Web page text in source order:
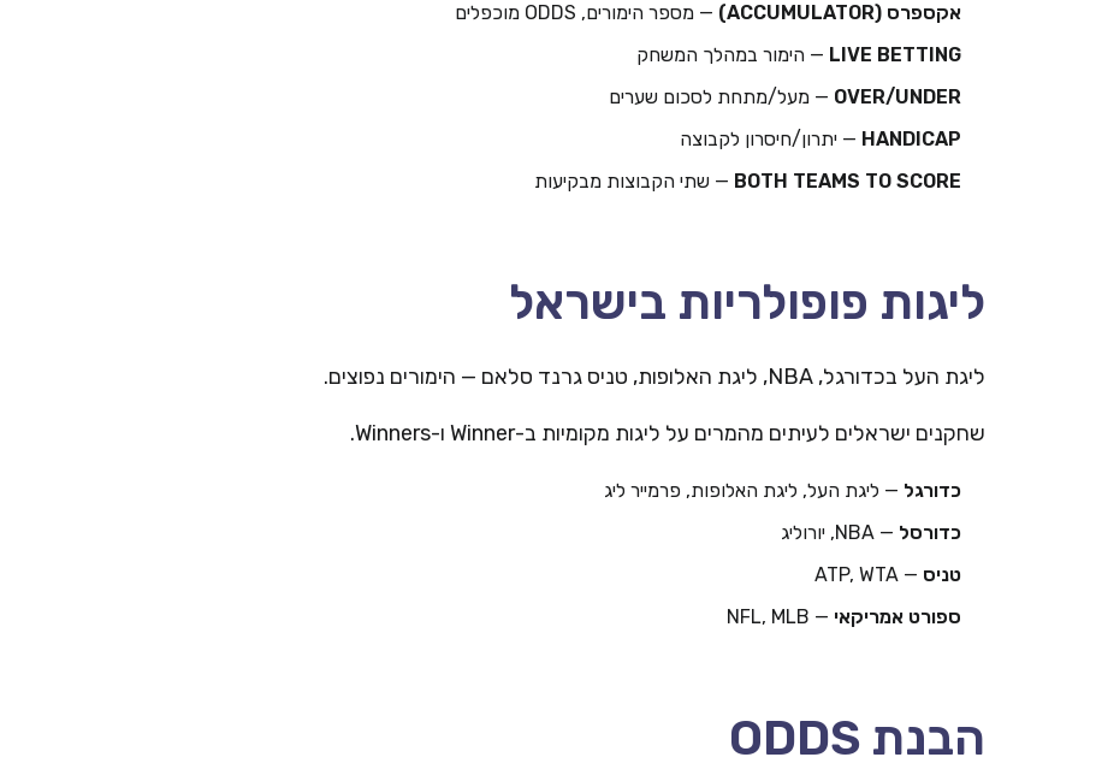
אקספרס (ACCUMULATOR)
— מספר הימורים, ODDS מוכפלים
LIVE BETTING — הימור במהלך המשחק
OVER/UNDER — מעל/מתחת לסכום שערים
HANDICAP — יתרון/חיסרון לקבוצה
BOTH TEAMS TO SCORE — שתי הקבוצות מבקיעות
ליגות פופולריות בישראל
ליגת העל בכדורגל, NBA, ליגת האלופות, טניס גרנד סלאם — הימורים נפוצים.
שחקנים ישראלים לעיתים מהמרים על ליגות מקומיות ב-Winner ו-Winners.
כדורגל — ליגת העל, ליגת האלופות, פרמייר ליג
כדורסל — NBA, יורוליג
טניס — ATP, WTA
ספורט אמריקאי — NFL, MLB
הבנת ODDS